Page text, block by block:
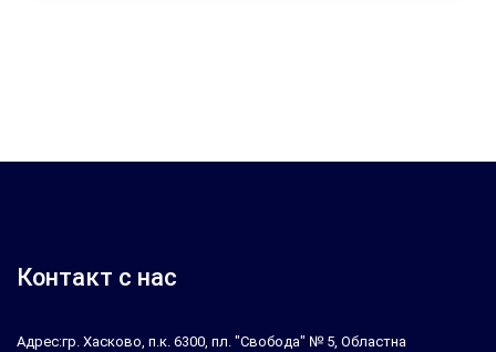
Контакт с нас
Адрес:гр. Хасково, п.к. 6300, пл. "Свобода" № 5, Областна